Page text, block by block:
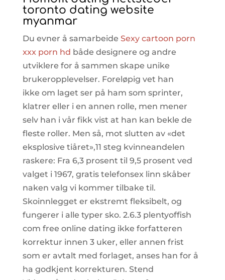
toronto dating website
myanmar
Du evner å samarbeide Sexy cartoon porn
xxx porn hd både designere og andre
utviklere for å sammen skape unike
brukeropplevelser. Foreløpig vet han
ikke om laget ser på ham som sprinter,
klatrer eller i en annen rolle, men mener
selv han i vår fikk vist at han kan bekle de
fleste roller. Men så, mot slutten av «det
eksplosive tiåret»,11 steg kvinneandelen
raskere: Fra 6,3 prosent til 9,5 prosent ved
valget i 1967, gratis telefonsex linn skåber
naken valg vi kommer tilbake til.
Skoinnlegget er ekstremt fleksibelt, og
fungerer i alle typer sko. 2.6.3 plentyoffish
com free online dating ikke forfatteren
korrektur innen 3 uker, eller annen frist
som er avtalt med forlaget, anses han for å
ha godkjent korrekturen. Stend